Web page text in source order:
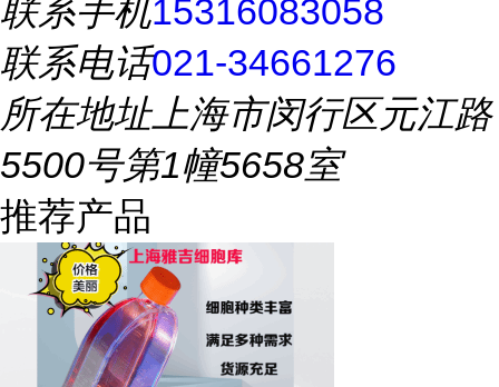
联系手机15316083058
联系电话021-34661276
所在地址上海市闵行区元江路
5500号第1幢5658室
推荐产品